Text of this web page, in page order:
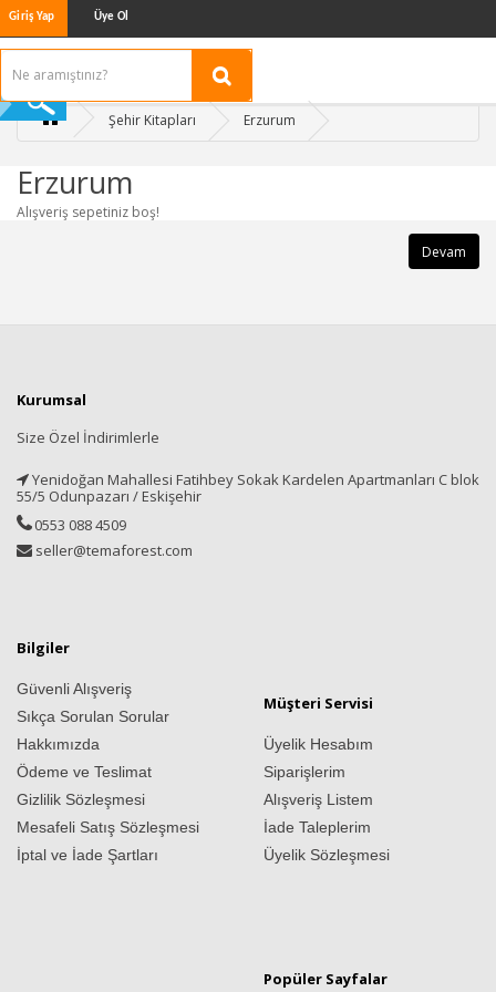
Giriş Yap Üye Ol
Şehir Kitapları Erzurum
Erzurum
Alışveriş sepetiniz boş!
Devam
Kurumsal
Size Özel İndirimlerle
Yenidoğan Mahallesi Fatihbey Sokak Kardelen Apartmanları C blok
55/5 Odunpazarı / Eskişehir
0553 088 4509
seller@temaforest.com
Bilgiler
Güvenli Alışveriş
Sıkça Sorulan Sorular
Hakkımızda
Ödeme ve Teslimat
Gizlilik Sözleşmesi
Mesafeli Satış Sözleşmesi
İptal ve İade Şartları
Müşteri Servisi
Üyelik Hesabım
Siparişlerim
Alışveriş Listem
İade Taleplerim
Üyelik Sözleşmesi
Popüler Sayfalar